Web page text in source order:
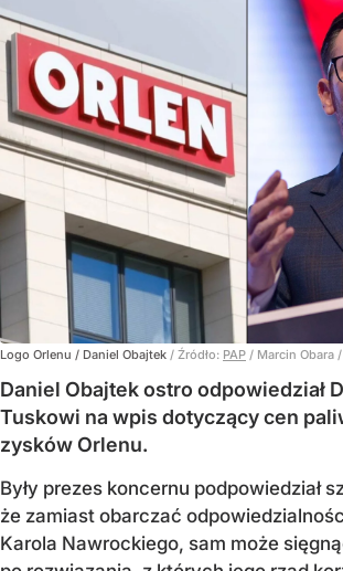
Logo Orlenu / Daniel Obajtek / Źródło: PAP / Marcin Obara
Daniel Obajtek ostro odpowiedział
Tuskowi na wpis dotyczący cen
zysków Orlenu.
Były prezes koncernu podpowiedział
że zamiast obarczać
Karola Nawrockiego, sam może